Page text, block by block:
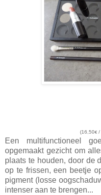
(16,50€ /
Een multifunctioneel
opgemaakt gezicht om
plaats te houden, door de
op te frissen, een beetje
pigment (losse
intenser aan te brengen...